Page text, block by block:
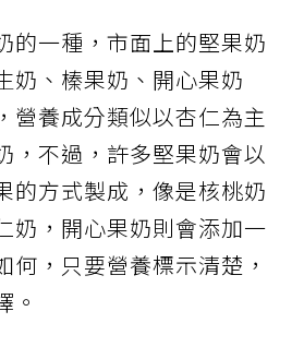
的一種，市面上的堅果奶
奶、榛果奶、開心果奶
營養成分類似以杏仁為主
，不過，許多堅果奶會以
的方式製成，像是核桃奶
奶，開心果奶則會添加一
何，只要營養標示清楚，
。